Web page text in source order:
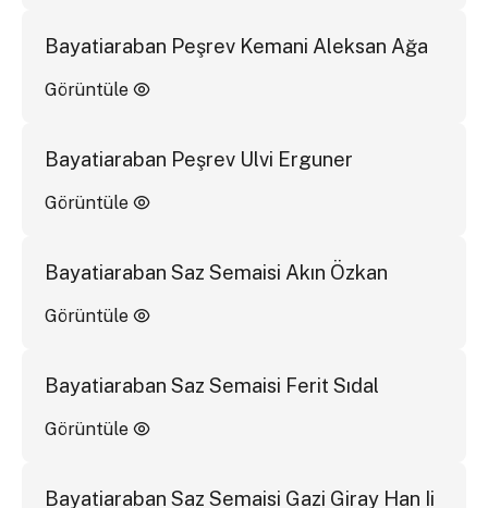
Bayatiaraban Peşrev Kemani Aleksan Ağa
Görüntüle
Bayatiaraban Peşrev Ulvi Erguner
Görüntüle
Bayatiaraban Saz Semaisi Akın Özkan
Görüntüle
Bayatiaraban Saz Semaisi Ferit Sıdal
Görüntüle
Bayatiaraban Saz Semaisi Gazi Giray Han Ii